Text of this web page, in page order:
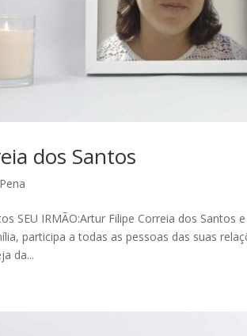
dos Santos
Pena
SEU IRMÃO:Artur Filipe Correia dos
participa a todas as pessoas das suas
da...